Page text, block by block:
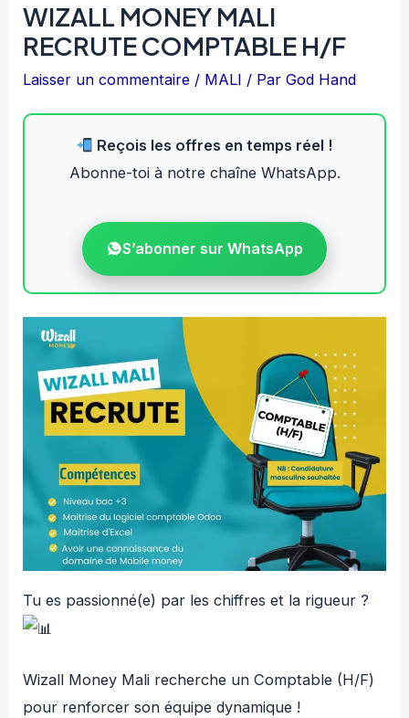
WIZALL MONEY MALI
RECRUTE COMPTABLE H/F
Laisser un commentaire / MALI / ParGod Hand
Reçois les offres en temps réel !
Abonne-toi à notre chaîne WhatsApp.
S’abonner sur WhatsApp
Tu es passionné(e) par les chiffres et la rigueur ?
Wizall Money Mali recherche un Comptable (H/F)
pour renforcer son équipe dynamique !